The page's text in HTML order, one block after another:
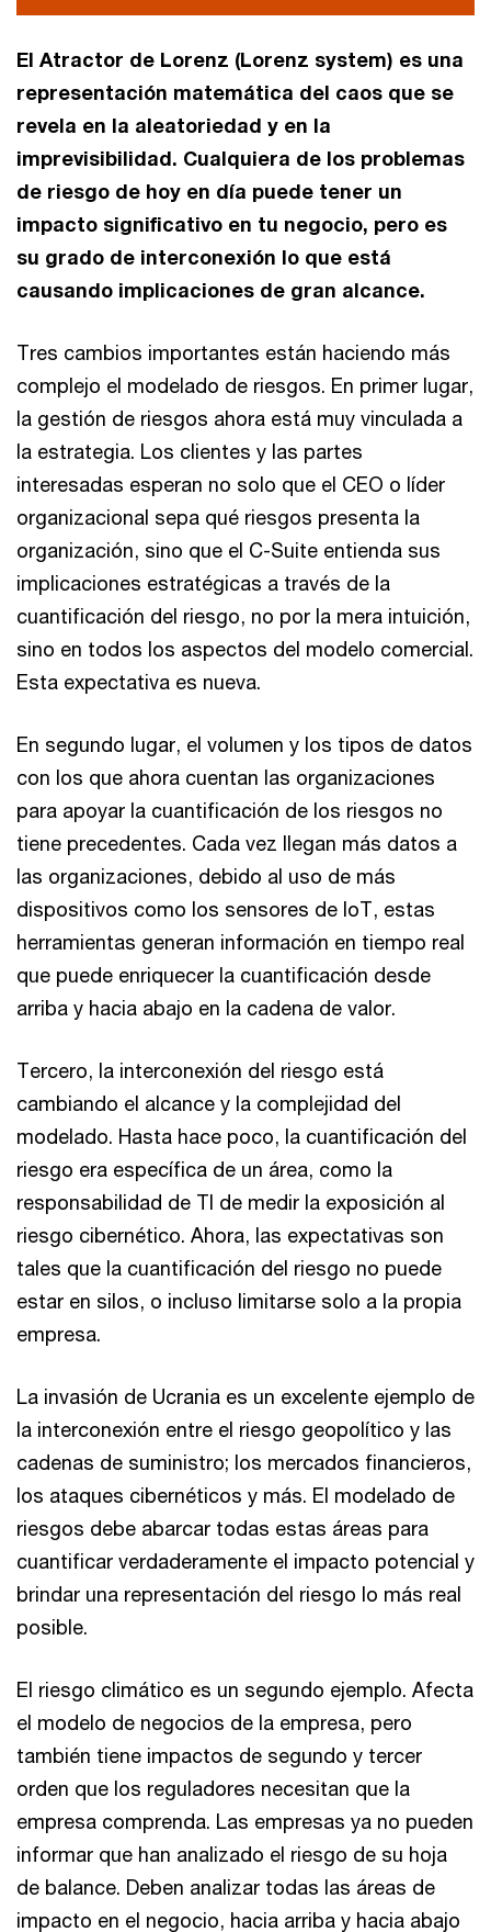
El Atractor de Lorenz (Lorenz system) es una
representación matemática del caos que se
revela en la aleatoriedad y en la
imprevisibilidad. Cualquiera de los problemas
de riesgo de hoy en día puede tener un
impacto significativo en tu negocio, pero es
su grado de interconexión lo que está
causando implicaciones de gran alcance.
Tres cambios importantes están haciendo más
complejo el modelado de riesgos. En primer lugar,
la gestión de riesgos ahora está muy vinculada a
la estrategia. Los clientes y las partes
interesadas esperan no solo que el CEO o líder
organizacional sepa qué riesgos presenta la
organización, sino que el C-Suite entienda sus
implicaciones estratégicas a través de la
cuantificación del riesgo, no por la mera intuición,
sino en todos los aspectos del modelo comercial.
Esta expectativa es nueva.
En segundo lugar, el volumen y los tipos de datos
con los que ahora cuentan las organizaciones
para apoyar la cuantificación de los riesgos no
tiene precedentes. Cada vez llegan más datos a
las organizaciones, debido al uso de más
dispositivos como los sensores de IoT, estas
herramientas generan información en tiempo real
que puede enriquecer la cuantificación desde
arriba y hacia abajo en la cadena de valor.
Tercero, la interconexión del riesgo está
cambiando el alcance y la complejidad del
modelado. Hasta hace poco, la cuantificación del
riesgo era específica de un área, como la
responsabilidad de TI de medir la exposición al
riesgo cibernético. Ahora, las expectativas son
tales que la cuantificación del riesgo no puede
estar en silos, o incluso limitarse solo a la propia
empresa.
La invasión de Ucrania es un excelente ejemplo de
la interconexión entre el riesgo geopolítico y las
cadenas de suministro; los mercados financieros,
los ataques cibernéticos y más. El modelado de
riesgos debe abarcar todas estas áreas para
cuantificar verdaderamente el impacto potencial y
brindar una representación del riesgo lo más real
posible.
El riesgo climático es un segundo ejemplo. Afecta
el modelo de negocios de la empresa, pero
también tiene impactos de segundo y tercer
orden que los reguladores necesitan que la
empresa comprenda. Las empresas ya no pueden
informar que han analizado el riesgo de su hoja
de balance. Deben analizar todas las áreas de
impacto en el negocio, hacia arriba y hacia abajo